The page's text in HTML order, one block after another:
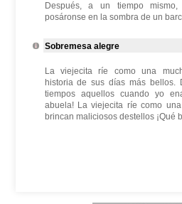
Después, a un tiempo
posáronse en la sombra de un
Sobremesa alegre
La viejecita ríe como una
historia de sus días más bellos.
tiempos aquellos cuando yo
abuela! La viejecita ríe como
brincan maliciosos destellos ¡Qué